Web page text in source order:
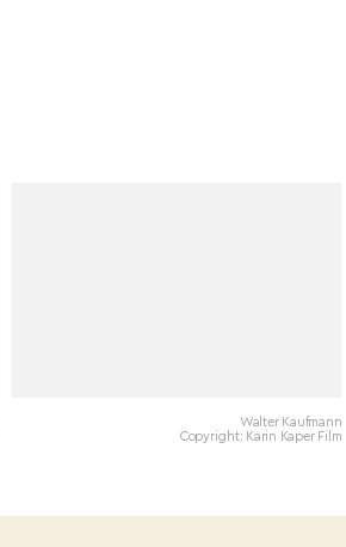
Walter Kaufmann
Copyright: Karin Kaper Film